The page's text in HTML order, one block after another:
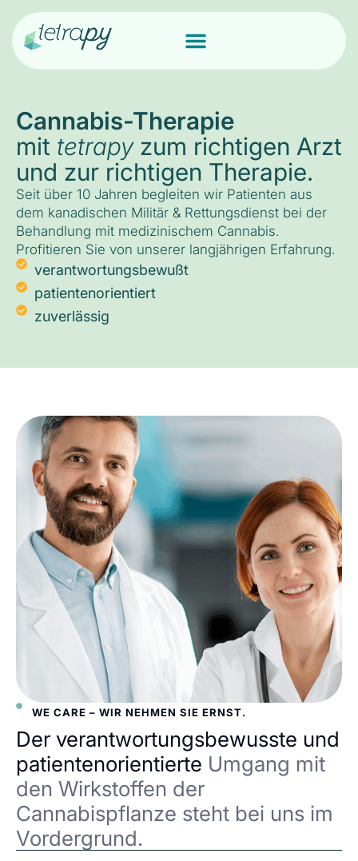
Cannabis-Therapie
mit tetrapyzum richtigen Arzt
und zur richtigen Therapie.
Seit über 10 Jahren begleiten wir Patienten aus
dem kanadischen Militär & Rettungsdienst bei der
Behandlung mit medizinischem Cannabis.
Profitieren Sie von unserer langjährigen Erfahrung.
verantwortungsbewußt
patientenorientiert
zuverlässig
WE CARE – WIR NEHMEN SIE ERNST.
Der verantwortungsbewusste und
patientenorientierte Umgang mit
den Wirkstoffen der
Cannabispflanze steht bei uns im
Vordergrund.